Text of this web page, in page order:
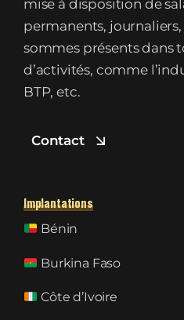
mise à disposition de
permanents,
sommes présents dans
d’activités, comme
BTP, etc.
Contact
Implantations
Bénin
Burkina Faso
Côte d’Ivoire